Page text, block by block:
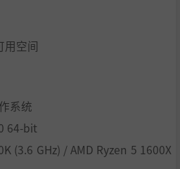
动人心的技能测试。
用空间
系统
64-bit
(3.6 GHz) / AMD Ryzen 5 1600X